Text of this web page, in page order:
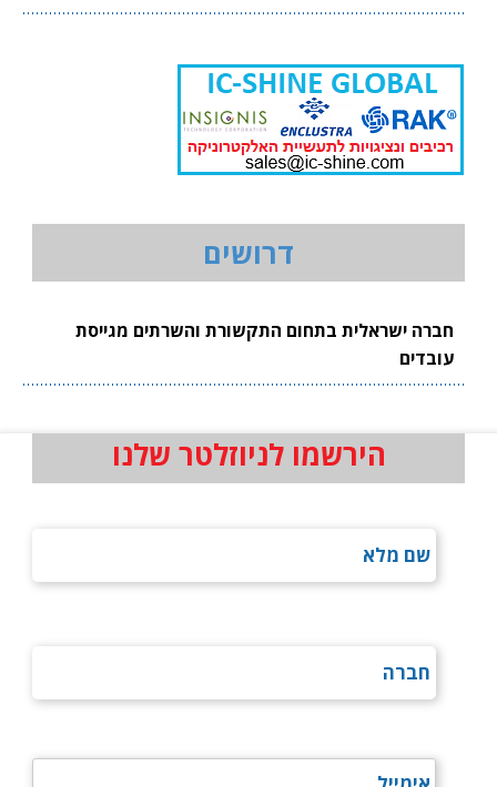
דרושים
חברה ישראלית בתחום התקשורת והשרתים מגייסת
עובדים
הירשמו לניוזלטר שלנו